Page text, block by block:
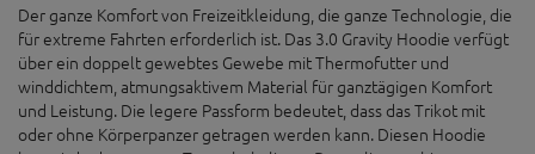
Der ganze Komfort von Freizeitkleidung, die ganze Technologie, die
für extreme Fahrten erforderlich ist. Das 3.0 Gravity Hoodie verfügt
über ein doppelt gewebtes Gewebe mit Thermofutter und
winddichtem, atmungsaktivem Material für ganztägigen Komfort
und Leistung. Die legere Passform bedeutet, dass das Trikot mit
oder ohne Körperpanzer getragen werden kann. Diesen Hoodie